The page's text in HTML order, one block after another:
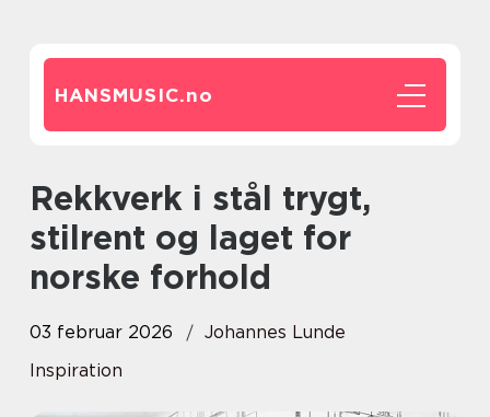
HANSMUSIC.no
Rekkverk i stål trygt,
stilrent og laget for
norske forhold
03 februar 2026
Johannes Lunde
Inspiration